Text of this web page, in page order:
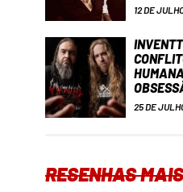
12 DE
25 DE
RESENHAS